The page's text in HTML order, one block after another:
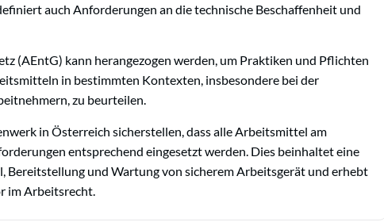
auch Anforderungen an die technische Beschaffenheit und
(AEntG) kann herangezogen werden, um Praktiken und Pflichten
in bestimmten Kontexten, insbesondere bei der
zu beurteilen.
in Österreich sicherstellen, dass alle Arbeitsmittel am
entsprechend eingesetzt werden. Dies beinhaltet eine
Bereitstellung und Wartung von sicherem Arbeitsgerät und erhebt
im Arbeitsrecht.